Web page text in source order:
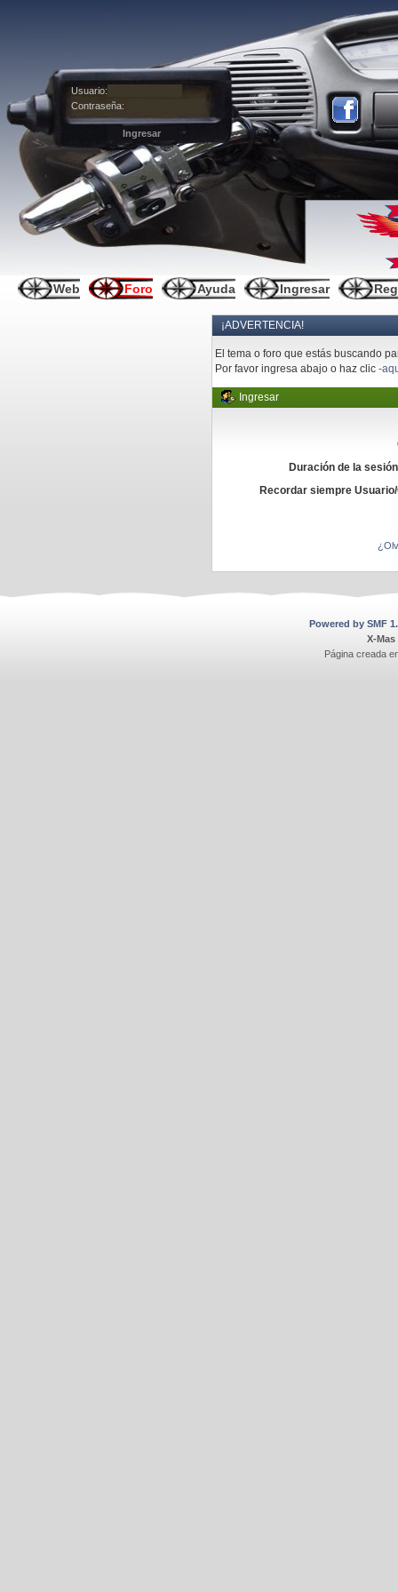
Usuario:
Contraseña:
Web Foro Ayuda Ingresar
¡ADVERTENCIA!
El tema o foro que estás buscando
Por favor ingresa abajo o haz clic-
Ingresar
Duración de la
Recordar siempre
Powered by SMF
X-Mas
Página creada